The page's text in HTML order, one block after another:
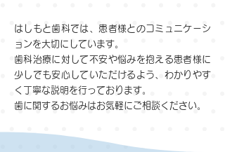
はしもと歯科では、患者様とのコミュニケーシ
ョンを大切にしています。
歯科治療に対して不安や悩みを抱える患者様に
少しでも安心していただけるよう、わかりやす
く丁寧な説明を行っております。
歯に関するお悩みはお気軽にご相談ください。